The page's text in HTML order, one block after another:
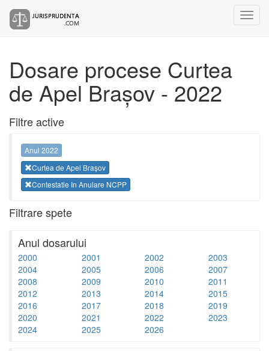
Dosare procese Curtea
de Apel Brașov - 2022
Filtre active
Anul 2022
Curtea de Apel Brașov
Contestatie In Anulare NCPP
Filtrare spete
Anul dosarului
2000 2001 2002
2003
2004
2005 2006
2007
2008
2009 2010
2011
2012
2013 2014
2015
2016
2017 2018
2019
2020
2021 2022
2023
2024
2025 2026